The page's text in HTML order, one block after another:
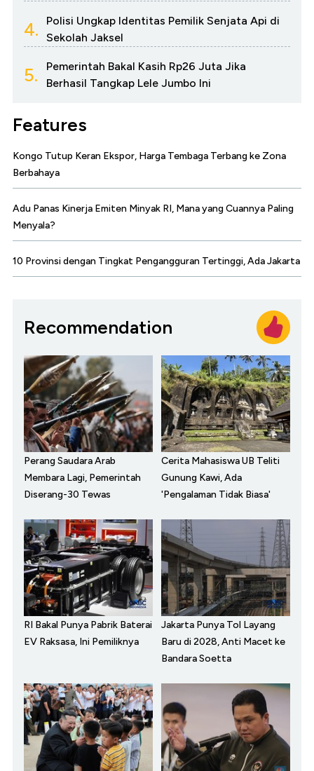
4.
Polisi Ungkap Identitas Pemilik Senjata Api di
Sekolah Jaksel
5.
Pemerintah Bakal Kasih Rp26 Juta Jika
Berhasil Tangkap Lele Jumbo Ini
Features
Kongo Tutup Keran Ekspor, Harga Tembaga Terbang ke Zona
Berbahaya
Adu Panas Kinerja Emiten Minyak RI, Mana yang Cuannya Paling
Menyala?
10 Provinsi dengan Tingkat Pengangguran Tertinggi, Ada Jakarta
Recommendation
Perang Saudara Arab
Membara Lagi, Pemerintah
Diserang-30 Tewas
Cerita Mahasiswa UB Teliti
Gunung Kawi, Ada
'Pengalaman Tidak Biasa'
RI Bakal Punya Pabrik Baterai
EV Raksasa, Ini Pemiliknya
Jakarta Punya Tol Layang
Baru di 2028, Anti Macet ke
Bandara Soetta